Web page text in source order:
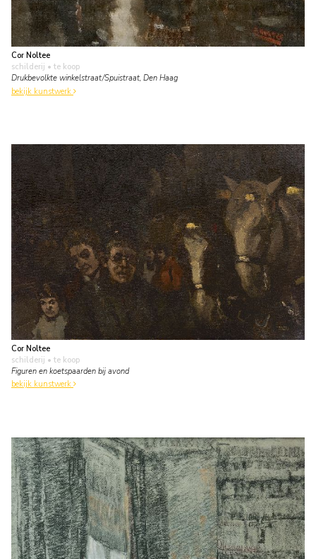
Cor Noltee
schilderij • te koop
Drukbevolkte winkelstraat/Spuistraat, Den Haag
bekijk kunstwerk
Cor Noltee
schilderij • te koop
Figuren en koetspaarden bij avond
bekijk kunstwerk